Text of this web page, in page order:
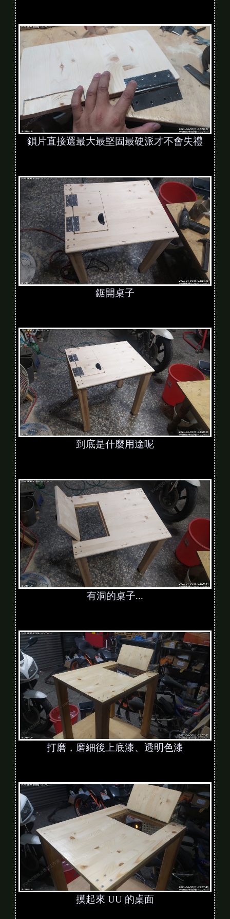
鎖片直接選最大最堅固最硬派才不會失禮
鋸開桌子
到底是什麼用途呢
有洞的桌子...
打磨，磨細後上底漆、透明色漆
摸起來 UU 的桌面